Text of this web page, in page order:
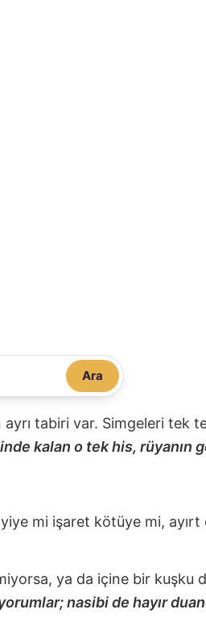
Ara
tabiri var. Simgeleri tek
kalan o tek his, rüyanın
mi işaret kötüye mi, ayırt
ya da içine bir kuşku
nasibi de hayır